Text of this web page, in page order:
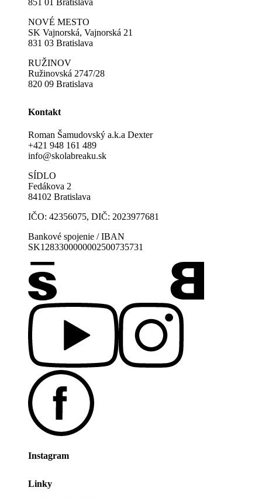
851 01 Bratislava
NOVÉ MESTO
SK Vajnorská, Vajnorská 21
831 03 Bratislava
RUŽINOV
Ružinovská 2747/28
820 09 Bratislava
Kontakt
Roman Šamudovský a.k.a Dexter
+421 948 161 489
info@skolabreaku.sk
SÍDLO
Fedákova 2
84102 Bratislava
IČO: 42356075, DIČ: 2023977681
Bankové spojenie / IBAN
SK1283300000002500735731
Instagram
Linky